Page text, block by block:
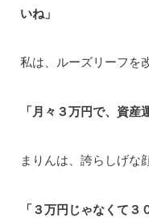
いね」
私は、ルーズリーフを
「月々３万円で、資産
まりんは、誇らしげな
「３万円じゃなくて